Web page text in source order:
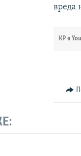
вреда
КР в